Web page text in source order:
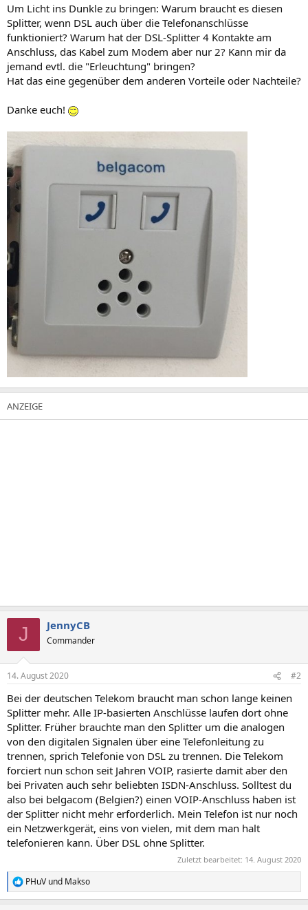
Um Licht ins Dunkle zu bringen: Warum braucht es diesen
Splitter, wenn DSL auch über die Telefonanschlüsse
funktioniert? Warum hat der DSL-Splitter 4 Kontakte am
Anschluss, das Kabel zum Modem aber nur 2? Kann mir da
jemand evtl. die "Erleuchtung" bringen?
Hat das eine gegenüber dem anderen Vorteile oder Nachteile?
Danke euch!
J JennyCB
Commander
14. August 2020 #2
Bei der deutschen Telekom braucht man schon lange keinen
Splitter mehr. Alle IP-basierten Anschlüsse laufen dort ohne
Splitter. Früher brauchte man den Splitter um die analogen
von den digitalen Signalen über eine Telefonleitung zu
trennen, sprich Telefonie von DSL zu trennen. Die Telekom
forciert nun schon seit Jahren VOIP, rasierte damit aber den
bei Privaten auch sehr beliebten ISDN-Anschluss. Solltest du
also bei belgacom (Belgien?) einen VOIP-Anschluss haben ist
der Splitter nicht mehr erforderlich. Mein Telefon ist nur noch
ein Netzwerkgerät, eins von vielen, mit dem man halt
telefonieren kann. Über DSL ohne Splitter.
Zuletzt bearbeitet: 14. August 2020
R
e
PHuV und Makso